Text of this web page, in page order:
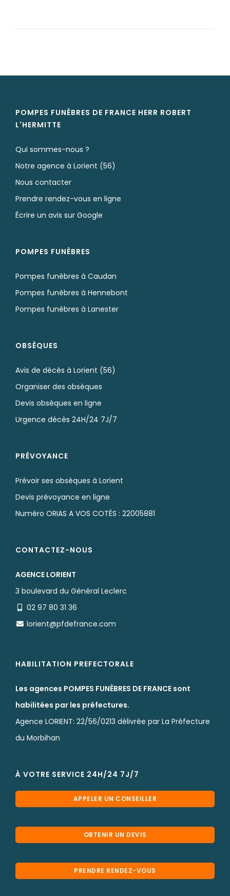
POMPES FUNÈBRES DE FRANCE HERR ROBERT
L'HERMITTE
Qui sommes-nous ?
Notre agence à Lorient (56)
Nous contacter
Prendre rendez-vous en ligne
Écrire un avis sur Google
POMPES FUNÈBRES
Pompes funèbres à Caudan
Pompes funèbres à Hennebont
Pompes funèbres à Lanester
OBSÈQUES
Avis de décès à Lorient (56)
Organiser des obsèques
Devis obsèques en ligne
Urgence décès 24H/24 7J/7
PRÉVOYANCE
Prévoir ses obsèques à Lorient
Devis prévoyance en ligne
Numéro ORIAS A VOS COTÉS : 22005881
CONTACTEZ-NOUS
AGENCE LORIENT
3 boulevard du Général Leclerc
02 97 80 31 36
lorient@pfdefrance.com
HABILITATION PREFECTORALE
Les agences POMPES FUNÈBRES DE FRANCE sont
habilitées par les préfectures.
Agence LORIENT: 22/56/0213 délivrée par La Préfecture
du Morbihan
À VOTRE SERVICE 24H/24 7J/7
APPELER UN CONSEILLER
OBTENIR UN DEVIS
PRENDRE RENDEZ-VOUS